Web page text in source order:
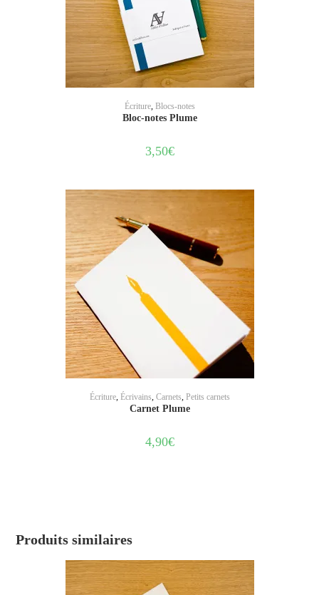
AJOUTER AU PANIER
Écriture, Blocs-notes
Bloc-notes Plume
3,50€
AJOUTER AU PANIER
Écriture, Écrivains Carnets Petits carnets
Carnet Plume
4,90€
Produits similaires